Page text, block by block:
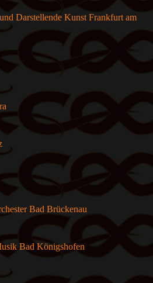
Darstellende Kunst Frankfurt am
Bad Brückenau
Bad Königshofen